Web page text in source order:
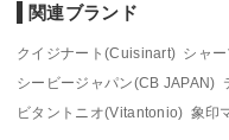
関連ブランド
クイジナート(Cuisinart) シャ
シービージャパン(CB JAPAN)
ビタントニオ(Vitantonio) 象印